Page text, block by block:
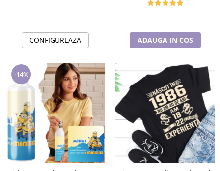
CONFIGUREAZA ADAUGA IN COS
-14%